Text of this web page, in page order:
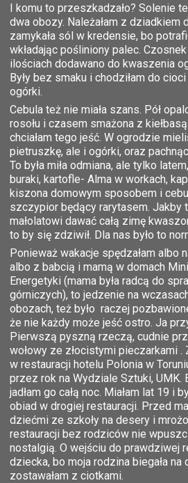
I komu to przeszkadzało? Solenie
dwa obozy. Należałam z dziadkiem
zamykała sól w kredensie, bo
wkładając pośliniony palec.
ilościach dodawano do kwaszenia
Były bez smaku i chodziłam do
ogórki.
Cebula też nie miała szans. Pół
rosołu i czasem smażona z
chciałam tego jeść. W ogrodzie
pietruszkę, ale i ogórki, oraz
To była miła odmiana, ale tylko
buraki, kartofle- Alma w workach,
kiszona domowym sposobem i
szczypior będący rarytasem. Jakby
małolatowi dawać całą zimę
to by się zdziwił. Dla nas było to
Ponieważ wakacje spędzałam albo
albo z babcią i mamą w domach
Energetyki (mama była radcą do
górniczych), to jedzenie na
obozach, też było raczej
że nie każdy może jeść ostro. Ja
Pierwszą pyszną rzeczą, cudnie
wołowy ze złocistymi pieczarkami .
w restauracji hotelu Polonia w
przez rok na Wydziale Sztuki, UMK.
jadłam go całą noc. Miałam lat 19 i
obiad w drogiej restauracji. Przed
dziećmi ze szkoły na desery i
restauracji bez rodziców nie
nostalgią. O wejściu do prawdziwej
dziecka, bo moja rodzina biegała
zostawałam z ciotkami.